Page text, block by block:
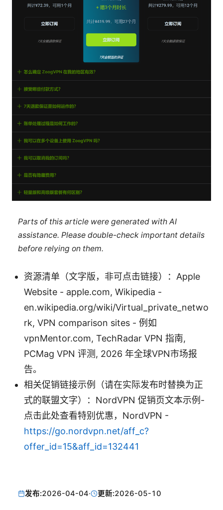
Parts of this article were generated with AI
assistance. Please double-check important details
before relying on them.
资源清单（文字版，非可点击链接）：Apple
Website - apple.com, Wikipedia -
en.wikipedia.org/wiki/Virtual_private_netwo
rk, VPN comparison sites - 例如
vpnMentor.com, TechRadar VPN 指南,
PCMag VPN 评测, 2026 年全球VPN市场报
告。
相关促销链接示例（请在实际发布时替换为正
式的联盟文字）：NordVPN 促销页文本示例-
点击此处查看特别优惠，NordVPN -
https://go.nordvpn.net/aff_c?
offer_id=15&aff_id=132441
发布:2026-04-04· 更新:2026-05-10